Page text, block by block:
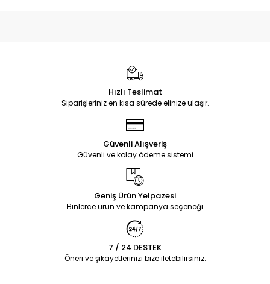
Hızlı Teslimat
Siparişleriniz en kısa sürede elinize ulaşır.
Güvenli Alışveriş
Güvenli ve kolay ödeme sistemi
Geniş Ürün Yelpazesi
Binlerce ürün ve kampanya seçeneği
7 / 24 DESTEK
Öneri ve şikayetlerinizi bize iletebilirsiniz.